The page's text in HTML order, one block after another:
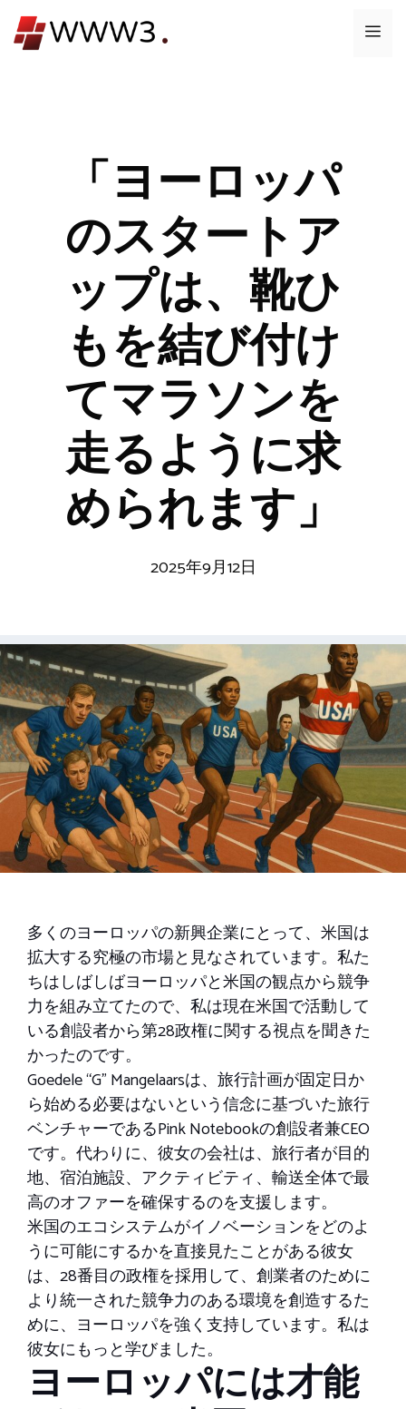
ン
メ
「ヨーロッパ
のスタートア
ップは、靴ひ
もを結び付け
てマラソンを
走るように求
められます」
2025年9月12日
多くのヨーロッパの新興企業にとって、米国は
拡大する究極の市場と見なされています。私た
ちはしばしばヨーロッパと米国の観点から競争
力を組み立てたので、私は現在米国で活動して
いる創設者から第28政権に関する視点を聞きた
かったのです。
Goedele “G” Mangelaarsは、旅行計画が固定日か
ら始める必要はないという信念に基づいた旅行
ベンチャーであるPink Notebookの創設者兼CEO
です。代わりに、彼女の会社は、旅行者が目的
地、宿泊施設、アクティビティ、輸送全体で最
高のオファーを確保するのを支援します。
米国のエコシステムがイノベーションをどのよ
うに可能にするかを直接見たことがある彼女
は、28番目の政権を採用して、創業者のために
より統一された競争力のある環境を創造するた
めに、ヨーロッパを強く支持しています。私は
彼女にもっと学びました。
ヨーロッパには才能